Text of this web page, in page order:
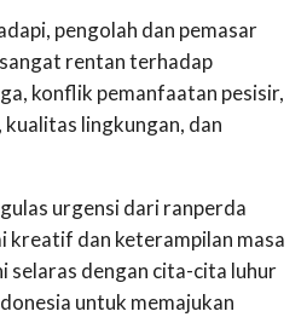
pengolah dan pemasar
rentan terhadap
konflik pemanfaatan pesisir,
lingkungan, dan
urgensi dari ranperda
kreatif dan keterampilan masa
selaras dengan cita-cita luhur
untuk memajukan